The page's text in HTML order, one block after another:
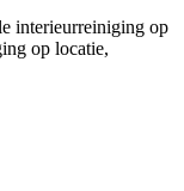
interieurreiniging op
op locatie,